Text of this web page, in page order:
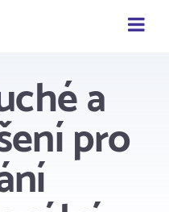
a
pro